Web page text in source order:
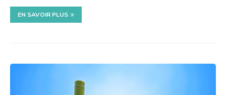
EN SAVOIR PLUS